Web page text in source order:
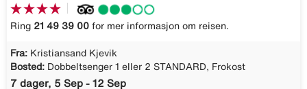
Ring 21 49 39 00 for mer informasjon om reisen.
Fra: Kristiansand Kjevik
Bosted: Dobbeltsenger 1 eller 2 STANDARD, Frokost
7 dager, 5 Sep - 12 Sep